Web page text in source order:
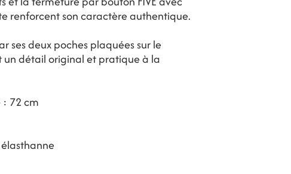
renforcent son caractère authentique.
ses deux poches plaquées sur le
détail original et pratique à la
72 cm